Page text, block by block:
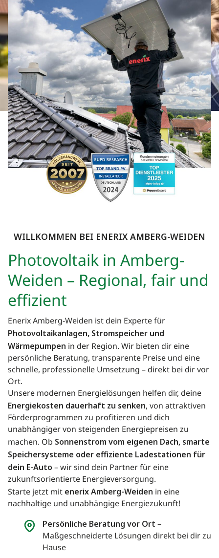
WILLKOMMEN BEI ENERIX AMBERG-WEIDEN
Photovoltaik in Amberg-
Weiden – Regional, fair und
effizient
Enerix Amberg-Weiden ist dein Experte für
Photovoltaikanlagen, Stromspeicher und
Wärmepumpen in der Region. Wir bieten dir eine
persönliche Beratung, transparente Preise und eine
schnelle, professionelle Umsetzung – direkt bei dir vor
Ort.
Unsere modernen Energielösungen helfen dir, deine
Energiekosten dauerhaft zu senken, von attraktiven
Förderprogrammen zu profitieren und dich
unabhängiger von steigenden Energiepreisen zu
machen. Ob Sonnenstrom vom eigenen Dach, smarte
Speichersysteme oder effiziente Ladestationen für
dein E-Auto – wir sind dein Partner für eine
zukunftsorientierte Energieversorgung.
Starte jetzt mit enerix Amberg-Weiden in eine
nachhaltige und unabhängige Energiezukunft!
Persönliche Beratung vor Ort –
Maßgeschneiderte Lösungen direkt bei dir zu
Hause